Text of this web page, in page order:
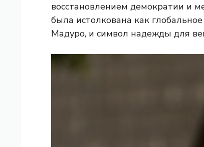
восстановлением демократии и
была истолкована как
Мадуро, и символ надежды для